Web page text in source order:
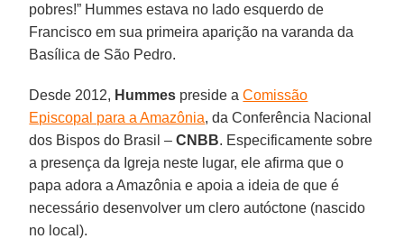
pobres!” Hummes estava no lado esquerdo de
Francisco em sua primeira aparição na varanda da
Basílica de São Pedro.
Desde 2012, Hummes preside aComissão
Episcopal para a Amazônia, da Conferência Nacional
dos Bispos do Brasil –CNBB. Especificamente sobre
a presença da Igreja neste lugar, ele afirma que o
papa adora a Amazônia e apoia a ideia de que é
necessário desenvolver um clero autóctone (nascido
no local).